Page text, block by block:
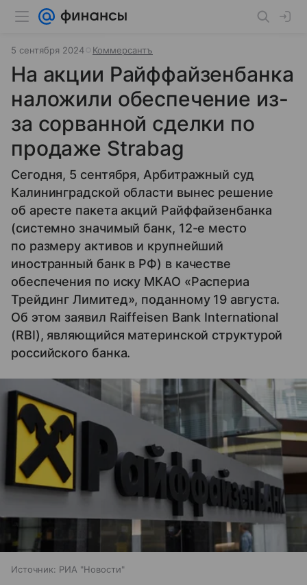
5 сентября 2024 Коммерсантъ
На акции Райффайзенбанка
наложили обеспечение из-
за сорванной сделки по
продаже Strabag
Сегодня, 5 сентября, Арбитражный суд
Калининградской области вынес решение
об аресте пакета акций Райффайзенбанка
(системно значимый банк, 12-е место
по размеру активов и крупнейший
иностранный банк в РФ) в качестве
обеспечения по иску МКАО «Распериа
Трейдинг Лимитед», поданному 19 августа.
Об этом заявил Raiffeisen Bank International
(RBI), являющийся материнской структурой
российского банка.
Источник: РИА "Новости"